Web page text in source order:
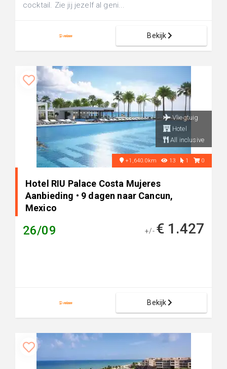
cocktail. Zie jij jezelf al geni...
Bekijk
Vliegtuig
Hotel
All inclusive
+1,640.0km 13 1 0
Hotel RIU Palace Costa Mujeres
Aanbieding • 9 dagen naar Cancun,
Mexico
26/09 +/- € 1.427
Bekijk